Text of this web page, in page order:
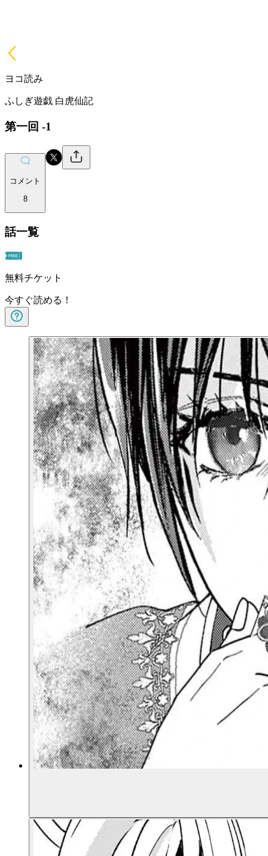
ヨコ読み
ふしぎ遊戯 白虎仙記
第一回 -1
コメント
8
話一覧
無料チケット
今すぐ読める！